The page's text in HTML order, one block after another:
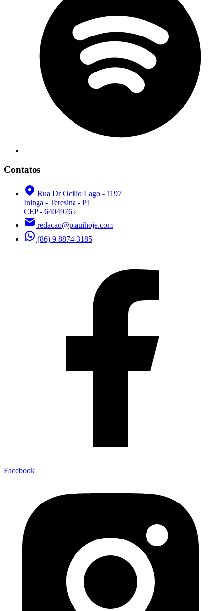
Contatos
Rua Dr Ocilio Lago - 1197
Ininga - Teresina - PI
CEP - 64049765
redacao@piauihoje.com
(86) 9 8874-3185
Facebook